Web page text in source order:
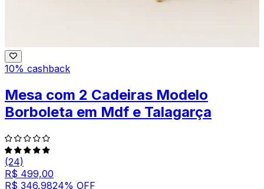
10% cashback
Mesa com 2 Cadeiras Modelo
Borboleta em Mdf e Talagarça
(24)
R$ 499,00
R$ 346,9824% OFF